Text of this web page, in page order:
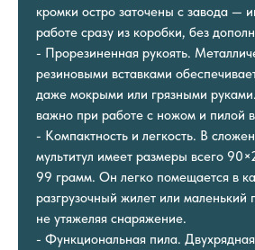
кромки остро заточены с завода —
работе сразу из коробки, без
- Прорезиненная рукоять.
резиновыми вставками
даже мокрыми или грязными
важно при работе с ножом и пилой
- Компактность и легкость. В
мультитул имеет размеры всего
99 грамм. Он легко помещается в
разгрузочный жилет или маленький
не утяжеляя снаряжение.
- Функциональная пила.